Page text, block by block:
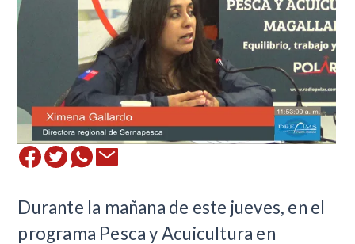
Durante la mañana de este jueves, en el
programa Pesca y Acuicultura en